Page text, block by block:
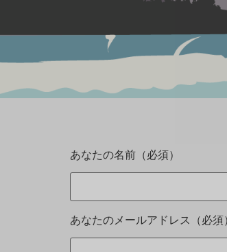
あなたの名前（必須）
あなたのメールアドレス（必須）